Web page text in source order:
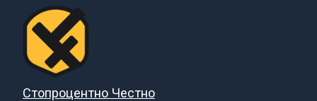
Перейти
содержимому
Стопроцентно Честно